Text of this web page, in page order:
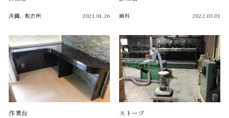
洗面、脱衣所 2021.01.26 歯科 2022.03.01
作業台 ストーブ